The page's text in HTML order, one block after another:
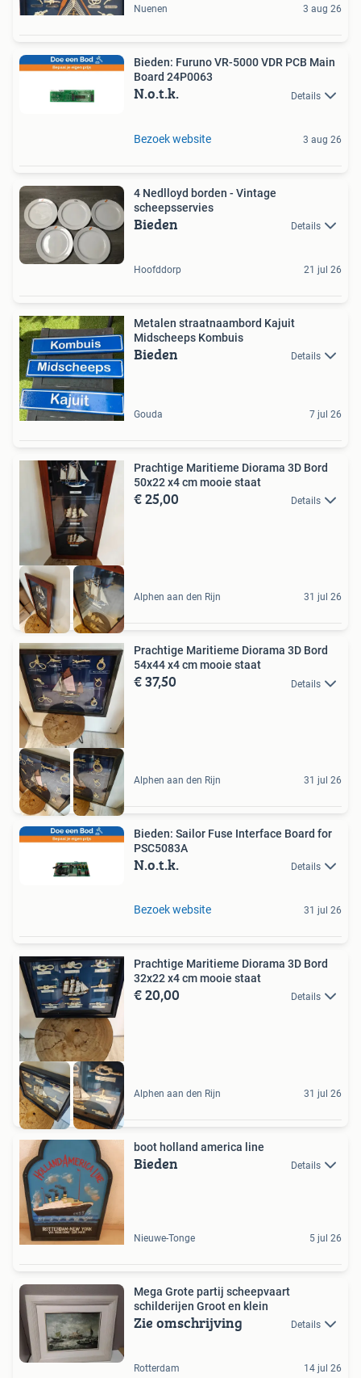
Nuenen 3 aug 26
Bieden: Furuno VR-5000 VDR PCB Main
Board 24P0063
N.o.t.k. Details
Bezoek website 3 aug 26
4 Nedlloyd borden - Vintage
scheepsservies
Bieden Details
Hoofddorp 21 jul 26
Metalen straatnaambord Kajuit
Midscheeps Kombuis
Bieden Details
Gouda 7 jul 26
Prachtige Maritieme Diorama 3D Bord
50x22 x4 cm mooie staat
€ 25,00 Details
Alphen aan den Rijn 31 jul 26
Prachtige Maritieme Diorama 3D Bord
54x44 x4 cm mooie staat
€ 37,50 Details
Alphen aan den Rijn 31 jul 26
Bieden: Sailor Fuse Interface Board for
PSC5083A
N.o.t.k. Details
Bezoek website 31 jul 26
Prachtige Maritieme Diorama 3D Bord
32x22 x4 cm mooie staat
€ 20,00 Details
Alphen aan den Rijn 31 jul 26
boot holland america line
Bieden Details
Nieuwe-Tonge 5 jul 26
Mega Grote partij scheepvaart
schilderijen Groot en klein
Zie omschrijving Details
Rotterdam 14 jul 26